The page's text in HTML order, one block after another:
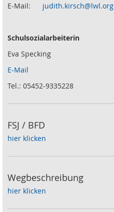
E-Mail: judith.kirsch@lwl.org
Schulsozialarbeiterin
Eva Specking
E-Mail
Tel.: 05452-9335228
FSJ / BFD
hier klicken
Wegbeschreibung
hier klicken